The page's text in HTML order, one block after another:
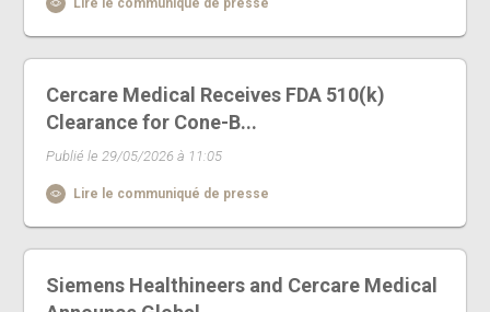
Lire le communiqué de presse
Cercare Medical Receives FDA 510(k)
Clearance for Cone-B...
Publié le 29/05/2026 à 11:05
Lire le communiqué de presse
Siemens Healthineers and Cercare Medical